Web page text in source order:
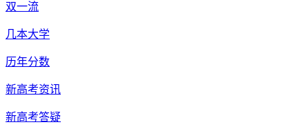
双一流
几本大学
历年分数
新高考资讯
新高考答疑